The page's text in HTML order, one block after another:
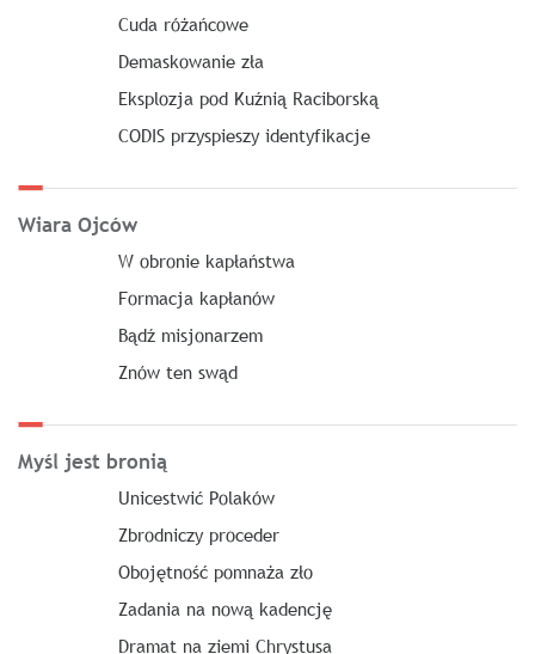
Cuda różańcowe
Demaskowanie zła
Eksplozja pod Kuźnią Raciborską
CODIS przyspieszy identyfikacje
Wiara Ojców
W obronie kapłaństwa
Formacja kapłanów
Bądź misjonarzem
Znów ten swąd
Myśl jest bronią
Unicestwić Polaków
Zbrodniczy proceder
Obojętność pomnaża zło
Zadania na nową kadencję
Dramat na ziemi Chrystusa